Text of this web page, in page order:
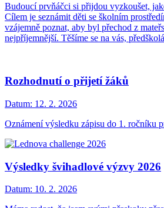
Budoucí prvňáčci si přijdou vyzkoušet,
Cílem je seznámit děti se školním
vzájemně poznat, aby byl přechod z
nejpříjemnější. Těšíme se na vás,
Rozhodnutí o přijetí žáků
Datum: 12. 2. 2026
Oznámení výsledku zápisu do 1. ročníku
Výsledky švihadlové výzvy 2026
Datum: 10. 2. 2026